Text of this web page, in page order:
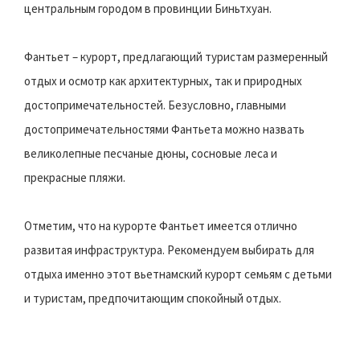
центральным городом в провинции Биньтхуан.
Фантьет – курорт, предлагающий туристам размеренный
отдых и осмотр как архитектурных, так и природных
достопримечательностей. Безусловно, главными
достопримечательностями Фантьета можно назвать
великолепные песчаные дюны, сосновые леса и
прекрасные пляжи.
Отметим, что на курорте Фантьет имеется отлично
развитая инфраструктура. Рекомендуем выбирать для
отдыха именно этот вьетнамский курорт семьям с детьми
и туристам, предпочитающим спокойный отдых.